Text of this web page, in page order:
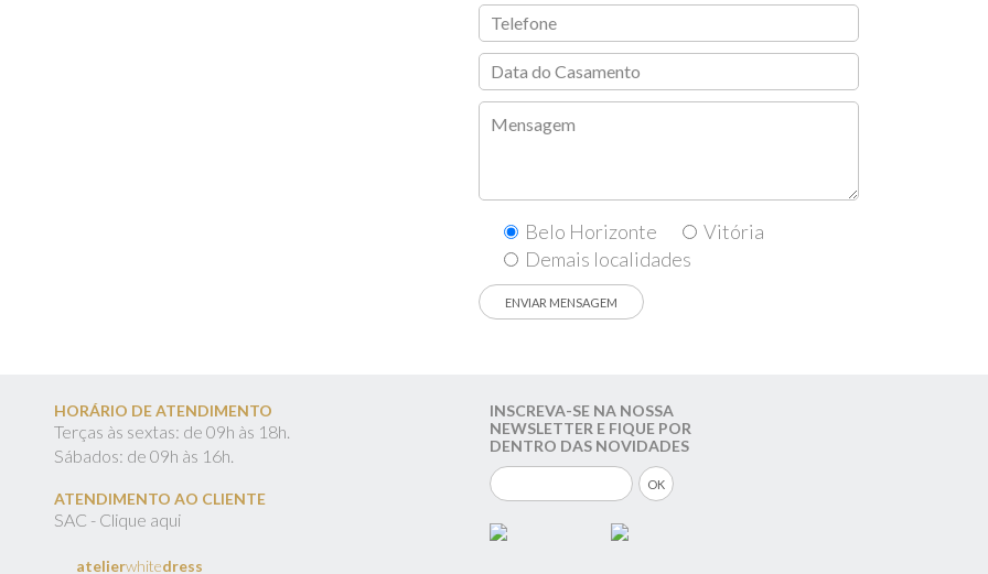
Belo Horizonte
Vitória
Demais localidades
HORÁRIO DE ATENDIMENTO
Terças às sextas: de 09h às 18h.
Sábados: de 09h às 16h.
ATENDIMENTO AO CLIENTE
SAC - Clique aqui
atelierwhitedress
INSCREVA-SE NA NOSSA
NEWSLETTER E FIQUE POR
DENTRO DAS NOVIDADES